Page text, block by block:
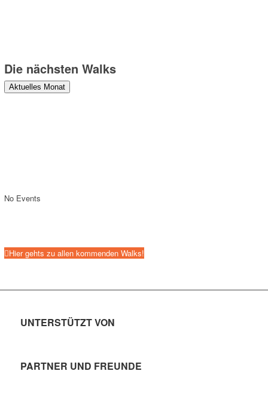
Die nächsten Walks
Aktuelles Monat
No Events
Hier gehts zu allen kommenden Walks!
UNTERSTÜTZT VON
PARTNER UND FREUNDE